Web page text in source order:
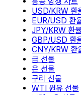
USD/KRW 환
EUR/USD 환
JPY/KRW 환
GBP/USD 환
CNY/KRW 환
금 선물
은 선물
구리 선물
WTI 원유 선물